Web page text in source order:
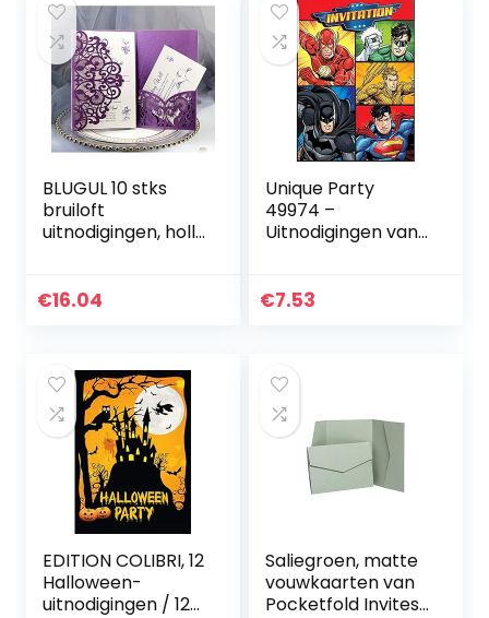
BLUGUL 10 stks
bruiloft
uitnodigingen, holle
lege kaart, donker
€16.04
Unique Party
49974 –
Uitnodigingen van
€7.53
EDITION COLIBRI, 12
Halloween-
uitnodigingen / 12
Saliegroen, matte
vouwkaarten van
Pocketfold Invites